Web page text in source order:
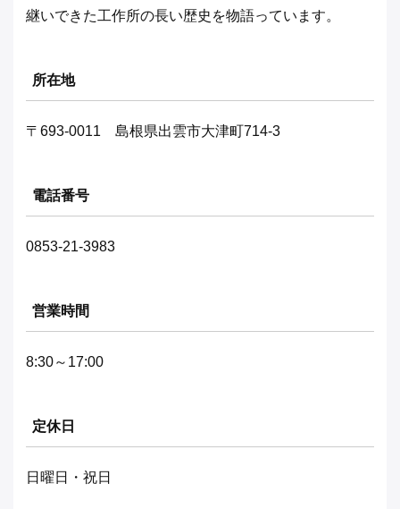
継いできた工作所の長い歴史を物語っています。
所在地
〒693-0011 島根県出雲市大津町714-3
電話番号
0853-21-3983
営業時間
8:30～17:00
定休日
日曜日・祝日